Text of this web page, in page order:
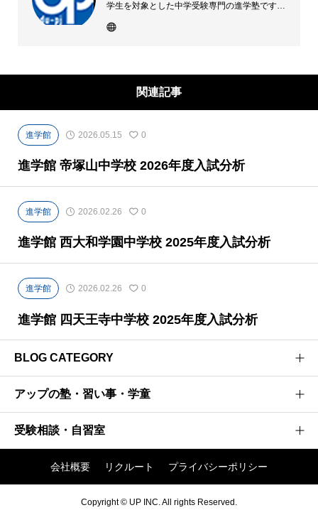
学生を対象とした中学受験専門の進学塾です。
第一志望 全員合格を目標に、最新の受験動向
関連記事
進学館 2026.05.15 0
進学館 帝塚山中学校 2026年度入試分析
進学館 2026.02.26 0
進学館 西大和学園中学校 2025年度入試分析
進学館 2026.02.26 0
進学館 四天王寺中学校 2025年度入試分析
BLOG CATEGORY
医学部受験のプロがお届けする医学部受験情報ブログ
阪大神大 現役合格への軌跡
アップの塾・習い事・学童
研伸館高校生課程
研伸館プライベートスクール
受験相談・自習室
アップ入試相談窓口
会社概要 リクルート プライバシーポリシー
Copyright © UP INC. All rights Reserved.